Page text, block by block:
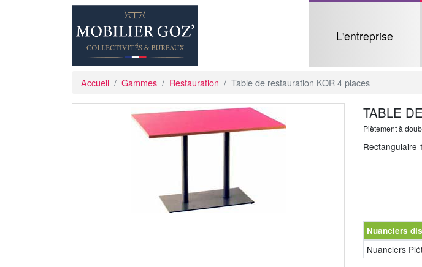
L'entreprise
Accueil Gammes Restauration Table de restauration KOR 4 places
TABLE
Piètement à
Rectangulaire
Nuanciers
Nuanciers